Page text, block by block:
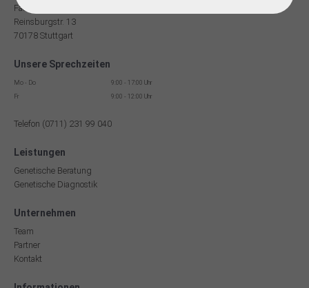
Facharzt für Humangenetik
Reinsburgstr. 13
70178 Stuttgart
Unsere Sprechzeiten
Mo - Do
9:00 - 17:00 Uhr
Fr
9:00 - 12:00 Uhr
Telefon (0711) 231 99 040
Leistungen
Genetische Beratung
Genetische Diagnostik
Unternehmen
Team
Partner
Kontakt